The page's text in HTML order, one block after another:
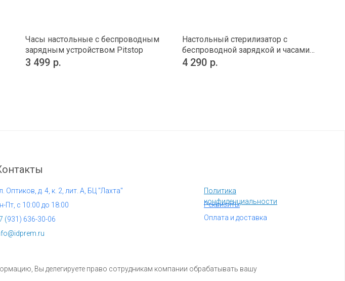
Часы настольные с беспроводным
зарядным устройством Pitstop
3 499 р.
Настольный стерилизатор с
беспроводной зарядкой и часами
UV Depot
4 290 р.
Вы делегируете право сотрудникам компании обрабатывать вашу
Политика
конфиденциальности
(931) 636-30-06
Реквизиты
Оптиков, д. 4, к. 2, лит. А, БЦ "Лахта"
Оплата и доставка
Пт, с 10:00 до 18:00